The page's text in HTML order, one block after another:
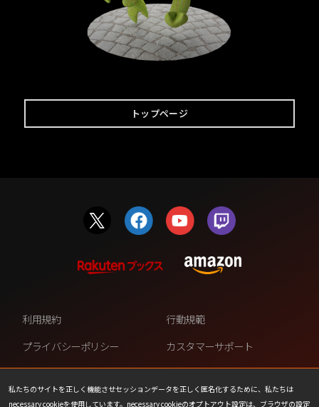
トップページ
私たちのサイトを正しく機能させセッションデータを正しく匿名化するために、私たちは
necessary cookieを使用しています。necessary cookieのオプトアウト設定は、ブラウザの設定
利用規約
行動規範
プライバシーポリシー
カスタマーサポート
ファンコンテンツ・ポリシー
個人情報の販売や共有を許可し
ない